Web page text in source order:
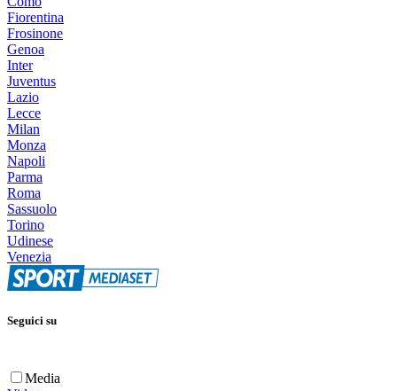
Fiorentina
Frosinone
Genoa
Inter
Juventus
Lazio
Lecce
Milan
Monza
Napoli
Parma
Roma
Sassuolo
Torino
Udinese
Venezia
Seguici su
Media